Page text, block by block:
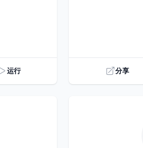
运行 分享